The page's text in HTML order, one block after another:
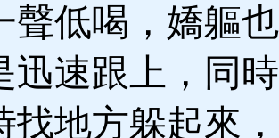
聲低喝，嬌軀
迅速跟上，同
找地方躲起來